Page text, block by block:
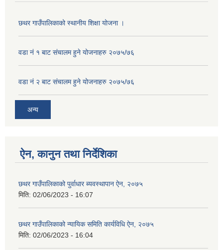
छथर गाउँपालिकाको स्थानीय शिक्षा योजना ।
वडा नं १ बाट संचालम हुने योजनाहरु २०७५/७६
वडा नं २ बाट संचालम हुने योजनाहरु २०७५/७६
अन्य
ऐन, कानुन तथा निर्देशिका
छथर गाउँपालिकाको पुर्वाधार ब्यवस्थापान ऐन, २०७५
मिति: 02/06/2023 - 16:07
छथर गाउँपालिकाको न्यायिक समिति कार्यविधि ऐन, २०७५
मिति: 02/06/2023 - 16:04